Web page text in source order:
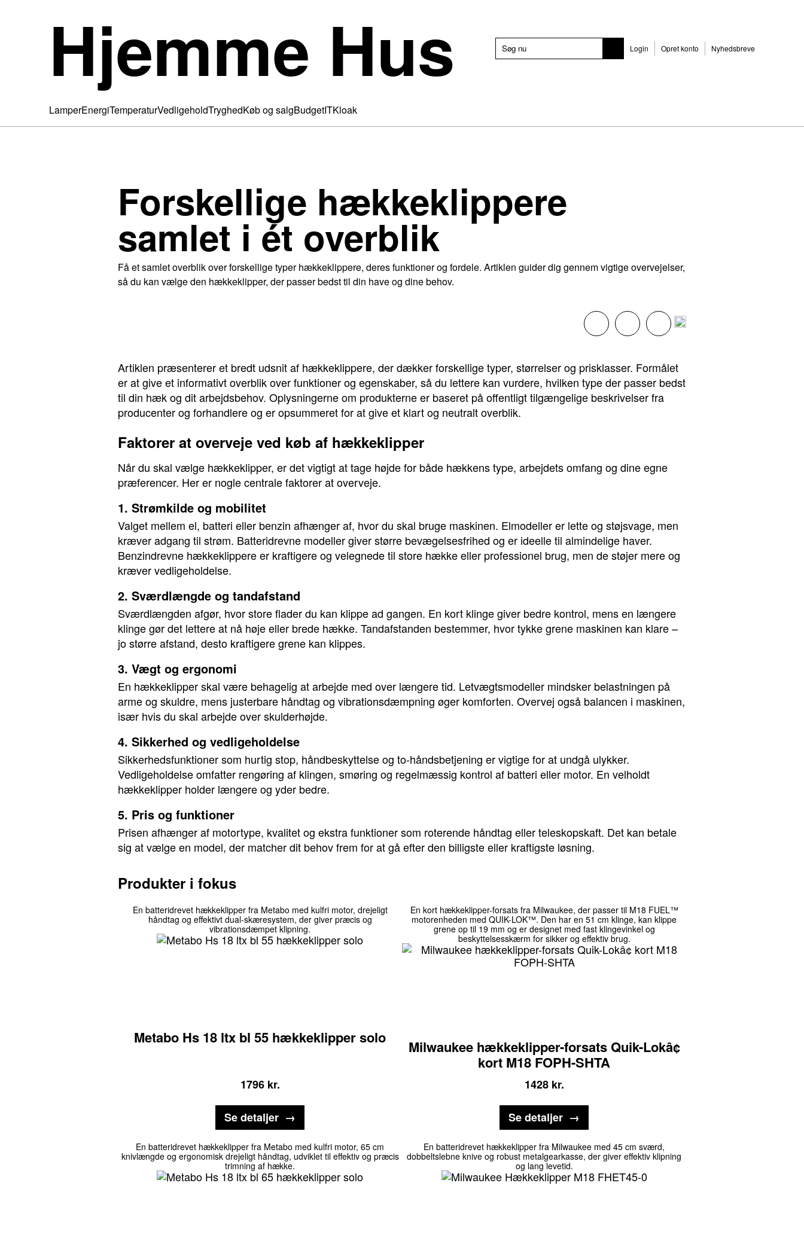
Hjemme Hus Login Opret konto Nyhedsbreve
LamperEnergiTemperaturVedligeholdTryghedKøb og salgBudgetITKloak
Forskellige hækkeklippere
samlet i ét overblik
Få et samlet overblik over forskellige typer hækkeklippere, deres funktioner og fordele. Artiklen guider dig gennem vigtige overvejelser,
så du kan vælge den hækkeklipper, der passer bedst til din have og dine behov.
Artiklen præsenterer et bredt udsnit af hækkeklippere, der dækker forskellige typer, størrelser og prisklasser. Formålet
er at give et informativt overblik over funktioner og egenskaber, så du lettere kan vurdere, hvilken type der passer bedst
til din hæk og dit arbejdsbehov. Oplysningerne om produkterne er baseret på offentligt tilgængelige beskrivelser fra
producenter og forhandlere og er opsummeret for at give et klart og neutralt overblik.
Faktorer at overveje ved køb af hækkeklipper
Når du skal vælge hækkeklipper, er det vigtigt at tage højde for både hækkens type, arbejdets omfang og dine egne
præferencer. Her er nogle centrale faktorer at overveje.
1. Strømkilde og mobilitet
Valget mellem el, batteri eller benzin afhænger af, hvor du skal bruge maskinen. Elmodeller er lette og støjsvage, men
kræver adgang til strøm. Batteridrevne modeller giver større bevægelsesfrihed og er ideelle til almindelige haver.
Benzindrevne hækkeklippere er kraftigere og velegnede til store hække eller professionel brug, men de støjer mere og
kræver vedligeholdelse.
2. Sværdlængde og tandafstand
Sværdlængden afgør, hvor store flader du kan klippe ad gangen. En kort klinge giver bedre kontrol, mens en længere
klinge gør det lettere at nå høje eller brede hække. Tandafstanden bestemmer, hvor tykke grene maskinen kan klare –
jo større afstand, desto kraftigere grene kan klippes.
3. Vægt og ergonomi
En hækkeklipper skal være behagelig at arbejde med over længere tid. Letvægtsmodeller mindsker belastningen på
arme og skuldre, mens justerbare håndtag og vibrationsdæmpning øger komforten. Overvej også balancen i maskinen,
især hvis du skal arbejde over skulderhøjde.
4. Sikkerhed og vedligeholdelse
Sikkerhedsfunktioner som hurtig stop, håndbeskyttelse og to-håndsbetjening er vigtige for at undgå ulykker.
Vedligeholdelse omfatter rengøring af klingen, smøring og regelmæssig kontrol af batteri eller motor. En velholdt
hækkeklipper holder længere og yder bedre.
5. Pris og funktioner
Prisen afhænger af motortype, kvalitet og ekstra funktioner som roterende håndtag eller teleskopskaft. Det kan betale
sig at vælge en model, der matcher dit behov frem for at gå efter den billigste eller kraftigste løsning.
Produkter i fokus
Metabo Hs 18 ltx bl 55 hækkeklipper solo
En batteridrevet hækkeklipper fra Metabo med kulfri motor, drejeligt
håndtag og effektivt dual-skæresystem, der giver præcis og
vibrationsdæmpet klipning.
1796 kr.
Se detaljer
Milwaukee hækkeklipper-forsats Quik-Lokâ¢
kort M18 FOPH-SHTA
En kort hækkeklipper-forsats fra Milwaukee, der passer til M18 FUEL™
motorenheden med QUIK-LOK™. Den har en 51 cm klinge, kan klippe
grene op til 19 mm og er designet med fast klingevinkel og
beskyttelsesskærm for sikker og effektiv brug.
1428 kr.
Se detaljer
En batteridrevet hækkeklipper fra Metabo med kulfri motor, 65 cm
knivlængde og ergonomisk drejeligt håndtag, udviklet til effektiv og præcis
trimning af hække.
En batteridrevet hækkeklipper fra Milwaukee med 45 cm sværd,
dobbeltslebne knive og robust metalgearkasse, der giver effektiv klipning
og lang levetid.